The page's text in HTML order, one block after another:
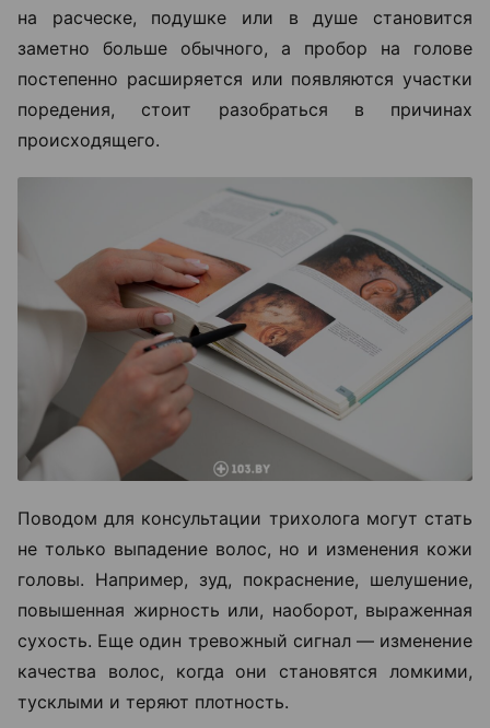
на расческе, подушке или в душе становится
заметно больше обычного, а пробор на голове
постепенно расширяется или появляются участки
поредения, стоит разобраться в причинах
происходящего.
Поводом для консультации трихолога могут стать
не только выпадение волос, но и изменения кожи
головы. Например, зуд, покраснение, шелушение,
повышенная жирность или, наоборот, выраженная
сухость. Еще один тревожный сигнал — изменение
качества волос, когда они становятся ломкими,
тусклыми и теряют плотность.